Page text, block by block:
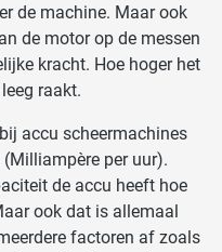
de machine. Maar ook
de motor op de messen
kracht. Hoe hoger het
raakt.
accu scheermachines
per uur).
de accu heeft hoe
ook dat is allemaal
factoren af zoals